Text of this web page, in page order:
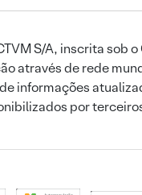
S/A, inscrita
através de rede
informações
por